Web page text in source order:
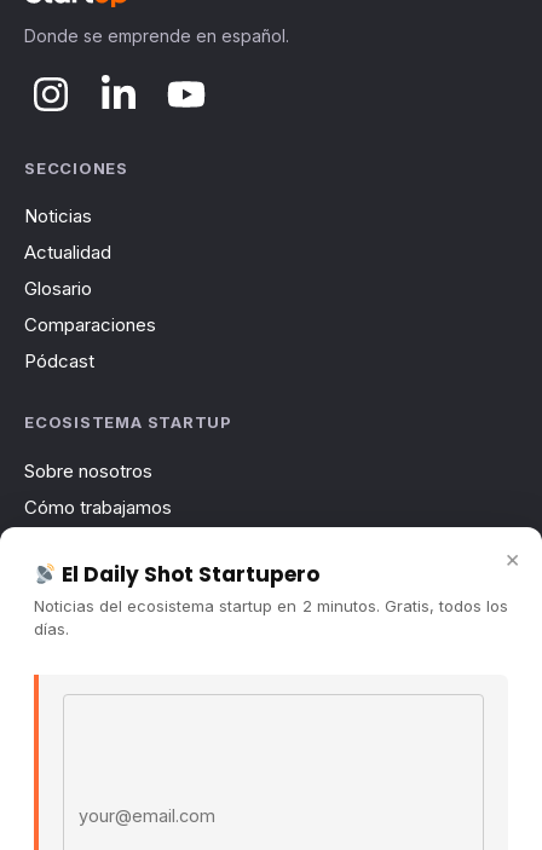
Donde se emprende en español.
SECCIONES
Noticias
Actualidad
Glosario
Comparaciones
Pódcast
ECOSISTEMA STARTUP
Sobre nosotros
Cómo trabajamos
Contacto
Publicidad
×
El Daily Shot Startupero
Noticias del ecosistema startup en 2 minutos. Gratis, todos los
días.